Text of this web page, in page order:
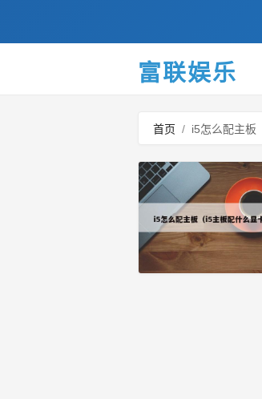
富联娱乐
首页 / i5怎么配主板